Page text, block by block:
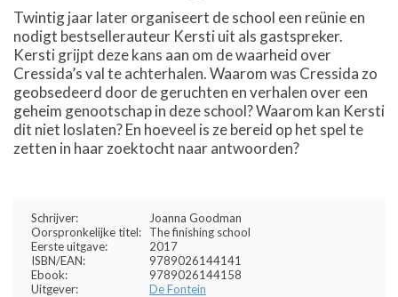
Twintig jaar later organiseert de school een reünie en
nodigt bestsellerauteur Kersti uit als gastspreker.
Kersti grijpt deze kans aan om de waarheid over
Cressida’s val te achterhalen. Waarom was Cressida zo
geobsedeerd door de geruchten en verhalen over een
geheim genootschap in deze school? Waarom kan Kersti
dit niet loslaten? En hoeveel is ze bereid op het spel te
zetten in haar zoektocht naar antwoorden?
Schrijver:
Joanna Goodman
Oorspronkelijke titel:
The finishing school
Eerste uitgave:
2017
ISBN/EAN:
9789026144141
Ebook:
9789026144158
Uitgever:
De Fontein